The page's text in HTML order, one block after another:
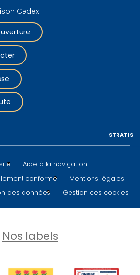
Cedex
Aide à la navigation
conforme
Mentions légales
des données
Gestion des cookies
STRATIS
Nos labels